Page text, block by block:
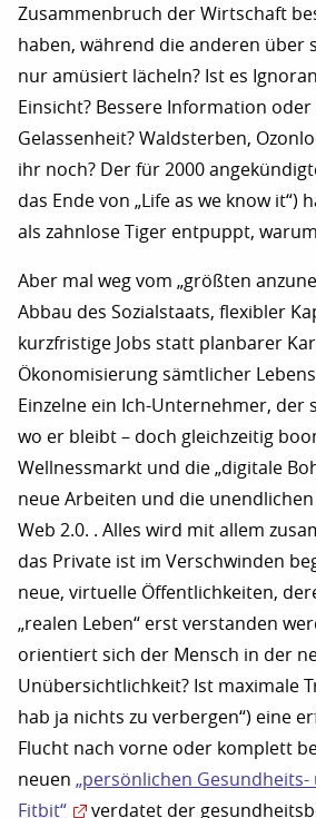
Zusammenbruch der Wirtschaft
haben, während die anderen über
nur amüsiert lächeln? Ist es
Einsicht? Bessere Information
Gelassenheit? Waldsterben,
ihr noch? Der für 2000
das Ende von „Life as we know it“)
als zahnlose Tiger entpuppt,
Aber mal weg vom „größten
Abbau des Sozialstaats, flexibler
kurzfristige Jobs statt planbarer
Ökonomisierung sämtlicher
Einzelne ein Ich-Unternehmer, der
wo er bleibt – doch gleichzeitig
Wellnessmarkt und die „digitale
neue Arbeiten und die
Web 2.0. . Alles wird mit allem
das Private ist im Verschwinden
neue, virtuelle Öffentlichkeiten,
„realen Leben“ erst verstanden
orientiert sich der Mensch in der
Unübersichtlichkeit? Ist maximale
hab ja nichts zu verbergen“) eine
Flucht nach vorne oder komplett
neuen „persönlichen Gesundheits-
Fitbit“
verdatet der